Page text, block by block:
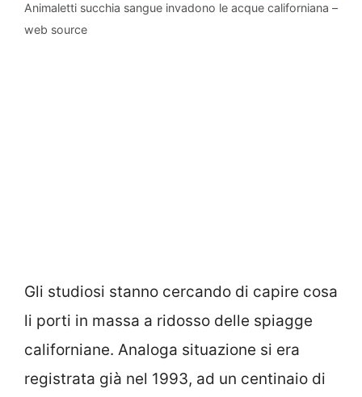
Animaletti succhia sangue invadono le acque californiana –
web source
Gli studiosi stanno cercando di capire cosa
li porti in massa a ridosso delle spiagge
californiane. Analoga situazione si era
registrata già nel 1993, ad un centinaio di